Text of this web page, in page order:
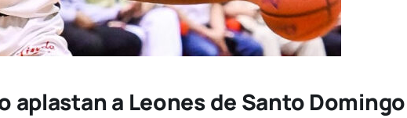
aplastan a Leones de Santo